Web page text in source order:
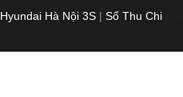
Hyundai Hà Nội 3S | Sổ Thu Chi